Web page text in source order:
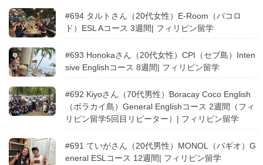
#694 タルトさん（20代女性）E-Room（バコロ
ド）ESL Aコース 3週間| フィリピン留学
#693 Honokaさん（20代女性）CPI（セブ島）Inten
sive Englishコース 8週間| フィリピン留学
#692 Kiyoさん（70代男性）Boracay Coco English
（ボラカイ島）General Englishコース 2週間（フィ
リピン留学5回目リピーター）| フィリピン留学
#691 ていがさん（20代男性）MONOL（バギオ）G
eneral ESLコース 12週間| フィリピン留学